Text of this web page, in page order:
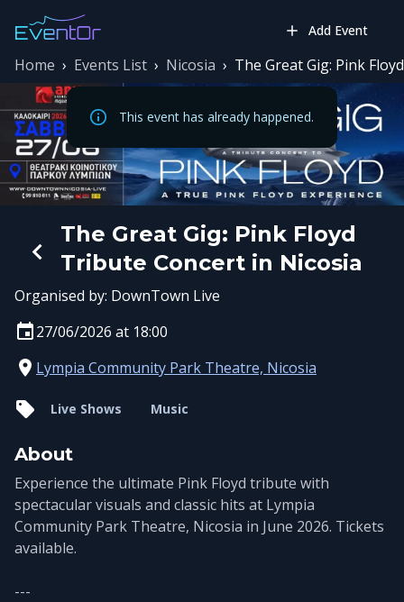
Add Event
This event has already happened.
Home › Events List › Nicosia › The Great Gig: Pink
The Great Gig: Pink Floyd
Tribute Concert in Nicosia
Organised by: DownTown Live
27/06/2026 at 18:00
Lympia Community Park Theatre, Nicosia
Live Shows Music
About
Experience the ultimate Pink Floyd tribute with
spectacular visuals and classic hits at Lympia
Community Park Theatre, Nicosia in June 2026. Tickets
available.
---